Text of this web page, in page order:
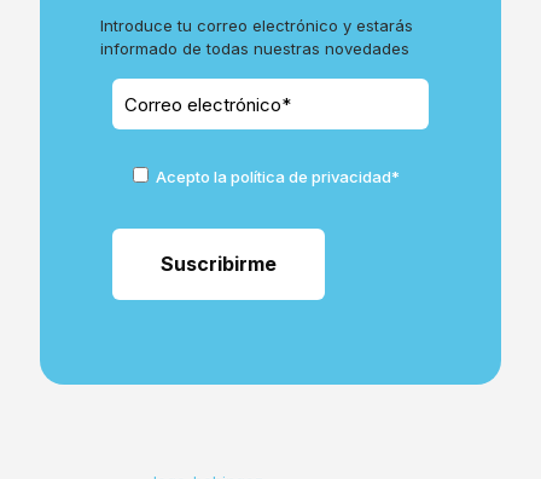
Introduce tu correo electrónico y estarás
informado de todas nuestras novedades
Acepto la política de privacidad*